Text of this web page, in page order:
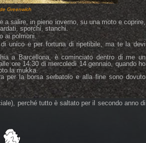
Greenwich
salire, in pieno inverno, su una moto e coprire,
sporchi, stanchi.
ai polmoni.
unico e per fortuna di ripetibile, ma te la devi
a Barcellona, è cominciato dentro di me un
ore 14:30 di mercoledì 14 gennaio, quando ho
la mukka.
per la borsa serbatoio e alla fine sono dovuto
perché tutto è saltato per il secondo anno di